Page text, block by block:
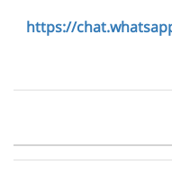
https://